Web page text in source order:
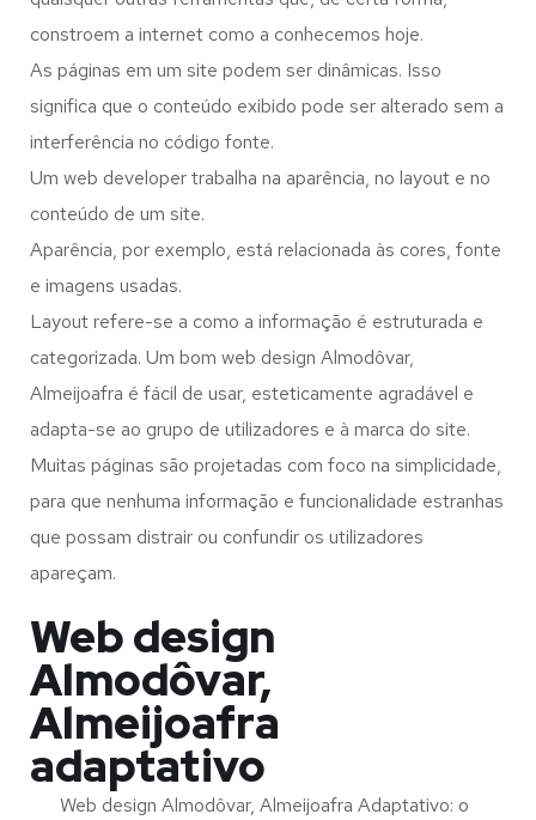
constroem a internet como a conhecemos hoje.
As páginas em um site podem ser dinâmicas. Isso
significa que o conteúdo exibido pode ser alterado sem a
interferência no código fonte.
Um web developer trabalha na aparência, no layout e no
conteúdo de um site.
Aparência, por exemplo, está relacionada às cores, fonte
e imagens usadas.
Layout refere-se a como a informação é estruturada e
categorizada. Um bom web design Almodôvar,
Almeijoafra é fácil de usar, esteticamente agradável e
adapta-se ao grupo de utilizadores e à marca do site.
Muitas páginas são projetadas com foco na simplicidade,
para que nenhuma informação e funcionalidade estranhas
que possam distrair ou confundir os utilizadores
apareçam.
Web design
Almodôvar,
Almeijoafra
adaptativo
Web design Almodôvar, Almeijoafra Adaptativo: o